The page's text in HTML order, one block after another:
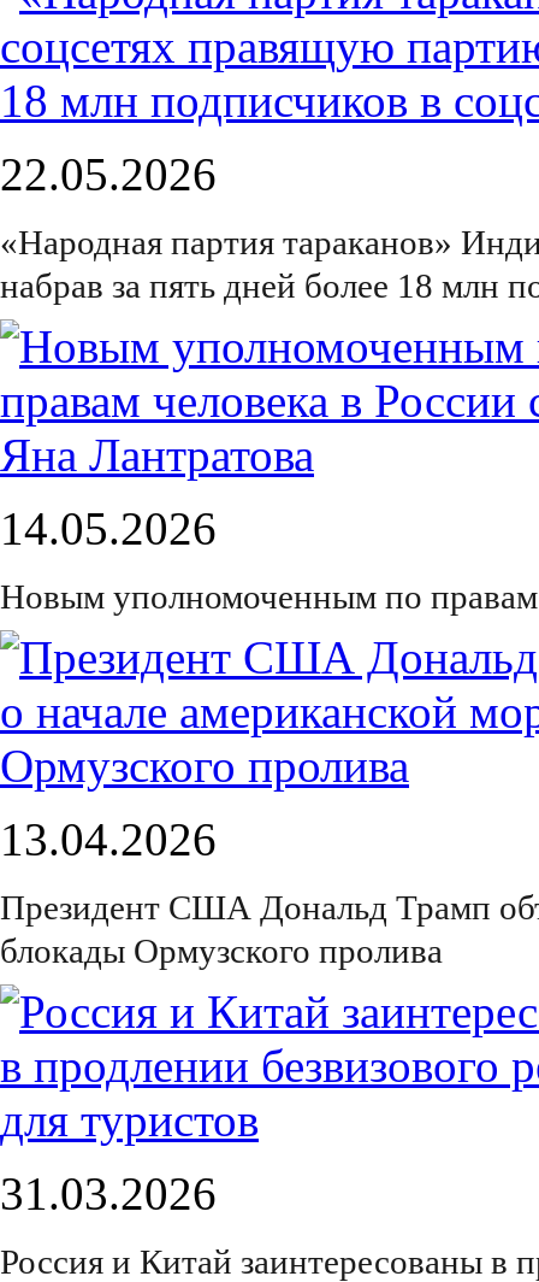
22.05.2026
«Народная партия тараканов»
набрав за пять дней более 18 млн
14.05.2026
Новым уполномоченным по правам
13.04.2026
Президент США Дональд Трамп
блокады Ормузского пролива
31.03.2026
Россия и Китай заинтересованы в